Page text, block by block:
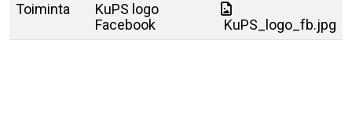
Toiminta
KuPS logo
Facebook
KuPS_logo_fb.jpg